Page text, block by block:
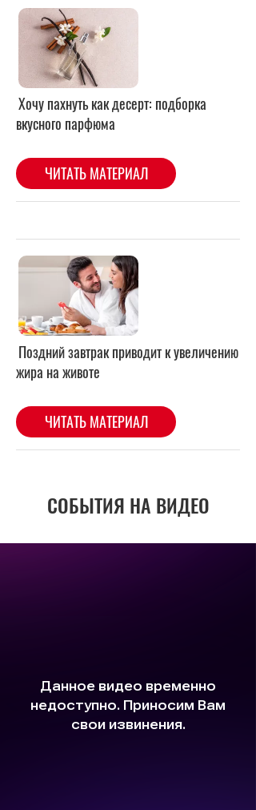
Поздний завтрак приводит к увеличению
жира на животе
ЧИТАТЬ МАТЕРИАЛ
СОБЫТИЯ НА ВИДЕО